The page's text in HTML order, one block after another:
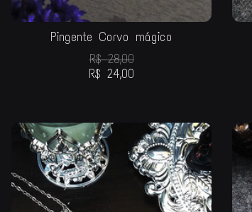
Pingente Corvo mágico
R$28,00
R$ 24,00